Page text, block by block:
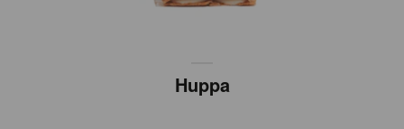
Huppa